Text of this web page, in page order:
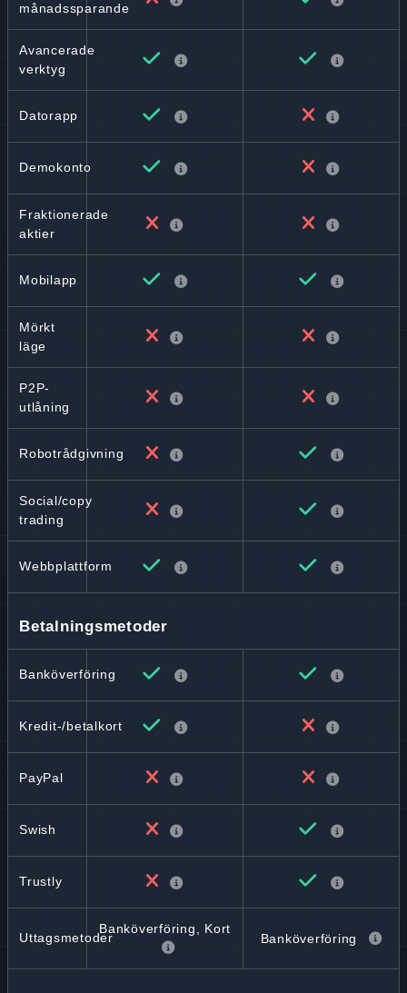
månadssparande
Avancerade
verktyg
Datorapp
Demokonto
Fraktionerade
aktier
Mobilapp
Mörkt
läge
P2P-
utlåning
Robotrådgivning
Social/copy
trading
Webbplattform
Betalningsmetoder
Banköverföring
Kredit-/betalkort
PayPal
Swish
Trustly
Uttagsmetoder
Banköverföring, Kort
Banköverföring